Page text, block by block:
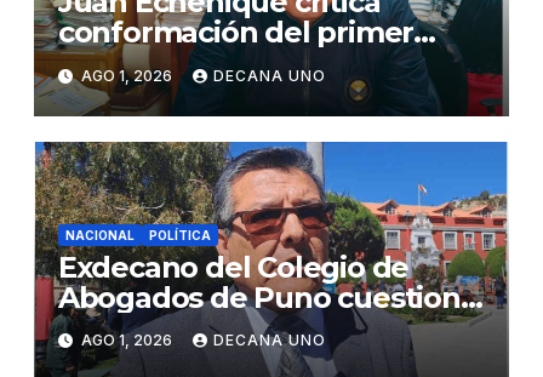
conformación del primer
gabinete ministerial de Keiko
Fujimori
AGO 1, 2026 DECANA UNO
NACIONAL POLÍTICA
Exdecano del Colegio de
Abogados de Puno cuestiona
propuestas sobre seguridad
ciudadana
AGO 1, 2026 DECANA UNO